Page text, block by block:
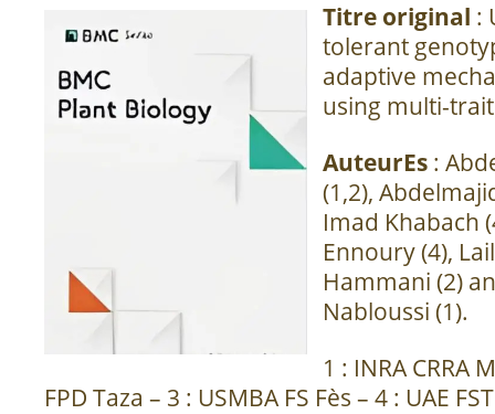
Titre original :
tolerant
adaptive
using multi-
AuteurEs :
(1,2),
Imad Khabach
Ennoury (4),
Hammani (2)
Nabloussi (1).
1 : INRA CRRA
FPD Taza – 3 : USMBA FS Fès – 4 : UAE